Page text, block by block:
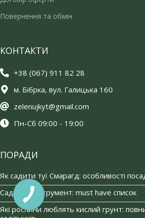
Повернення та обмін
КОНТАКТИ
+38 (067) 911 82 28
м. Бібрка, вул. Галицька 160
zelenujkyt@gmail.com
Пн-Сб 09:00 - 19:00
ПОРАДИ
Як садити туї Смарагд: особливості
Садовий інструмент: must have список
Які рослини люблять кислий грунт:
КНОПКА
ЗВ'ЯЗКУ